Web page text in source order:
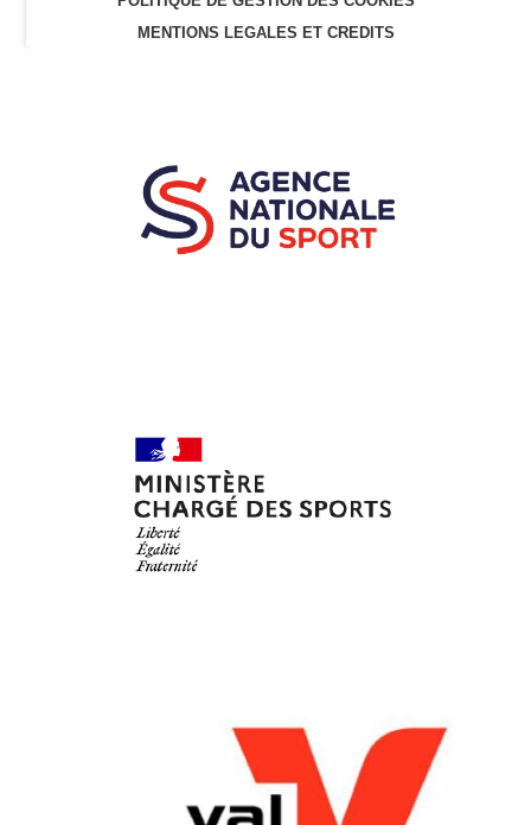
MENTIONS LEGALES ET CREDITS